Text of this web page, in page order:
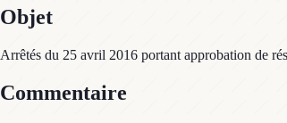
Objet
Arrêtés du 25 avril 2016 portant approbation de
Commentaire